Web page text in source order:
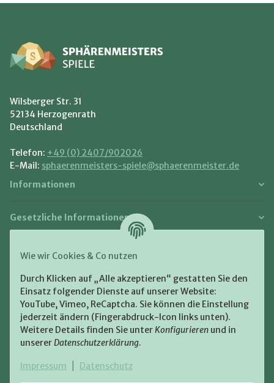
Wie wir Cookies & Co nutzen
Durch Klicken auf „Alle akzeptieren“ gestatten Sie den
Einsatz folgender Dienste auf unserer Website:
YouTube, Vimeo, ReCaptcha. Sie können die Einstellung
jederzeit ändern (Fingerabdruck-Icon links unten).
Weitere Details finden Sie unterKonfigurieren und in
unsererDatenschutzerklärung.
Impressum Datenschutz
Wilsberger Str. 31
52134 Herzogenrath
Deutschland
Telefon: +49 (0) 2407/902026
E-Mail: sphaerenmeisters-spiele@sphaerenmeister.de
Informationen
Gesetzliche Informationen
Zugestellt durch: